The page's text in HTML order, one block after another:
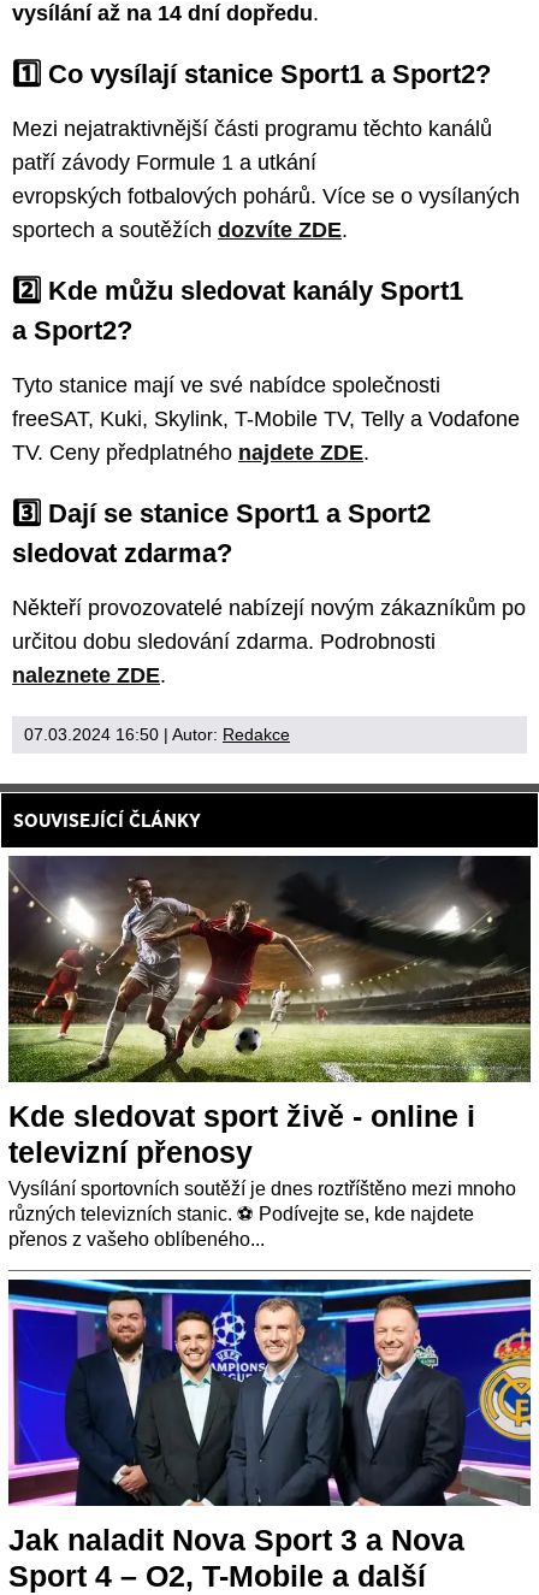
vysílání až na 14 dní dopředu.
1️⃣ Co vysílají stanice Sport1 a Sport2?
Mezi nejatraktivnější části programu těchto kanálů
patří závody Formule 1 a utkání
evropských fotbalových pohárů. Více se o vysílaných
sportech a soutěžích dozvíte ZDE.
2️⃣ Kde můžu sledovat kanály Sport1
a Sport2?
Tyto stanice mají ve své nabídce společnosti
freeSAT, Kuki, Skylink, T-Mobile TV, Telly a Vodafone
TV. Ceny předplatného najdete ZDE.
3️⃣ Dají se stanice Sport1 a Sport2
sledovat zdarma?
Někteří provozovatelé nabízejí novým zákazníkům po
určitou dobu sledování zdarma. Podrobnosti
naleznete ZDE.
07.03.2024 16:50 | Autor: Redakce
SOUVISEJÍCÍ ČLÁNKY
Kde sledovat sport živě - online i
televizní přenosy
Vysílání sportovních soutěží je dnes roztříštěno mezi mnoho
různých televizních stanic. ⚽ Podívejte se, kde najdete
přenos z vašeho oblíbeného...
Jak naladit Nova Sport 3 a Nova
Sport 4 – O2, T-Mobile a další